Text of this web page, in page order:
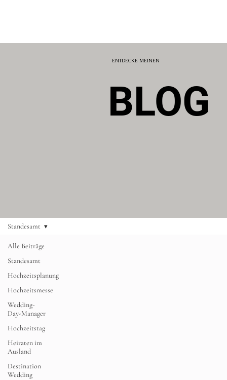
BLOG
ENTDECKE MEINEN
Alle Beiträge
Standesamt
Hochzeitsplanung
Hochzeitsmesse
Wedding-
Day-Manager
Hochzeitstag
Heiraten im
Ausland
Destination
Wedding
Standesamt